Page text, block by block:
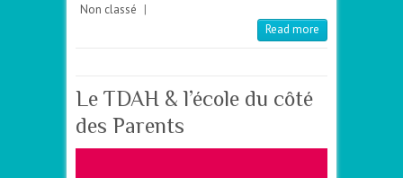
Non classé |
Read more
Le TDAH & l’école du côté
des Parents